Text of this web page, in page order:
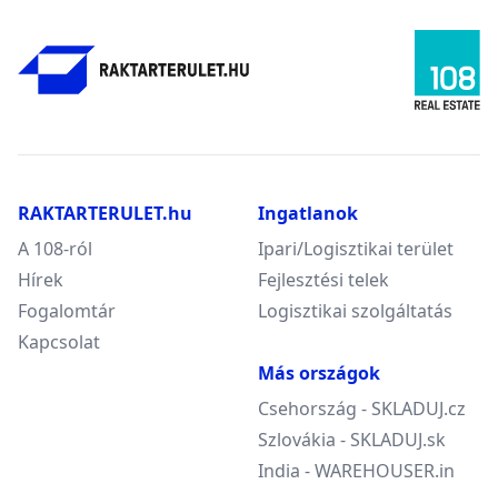
RAKTARTERULET.hu
A 108-ról
Hírek
Fogalomtár
Kapcsolat
Ingatlanok
Ipari/Logisztikai terület
Fejlesztési telek
Logisztikai szolgáltatás
Más országok
Csehország - SKLADUJ.cz
Szlovákia - SKLADUJ.sk
India - WAREHOUSER.in